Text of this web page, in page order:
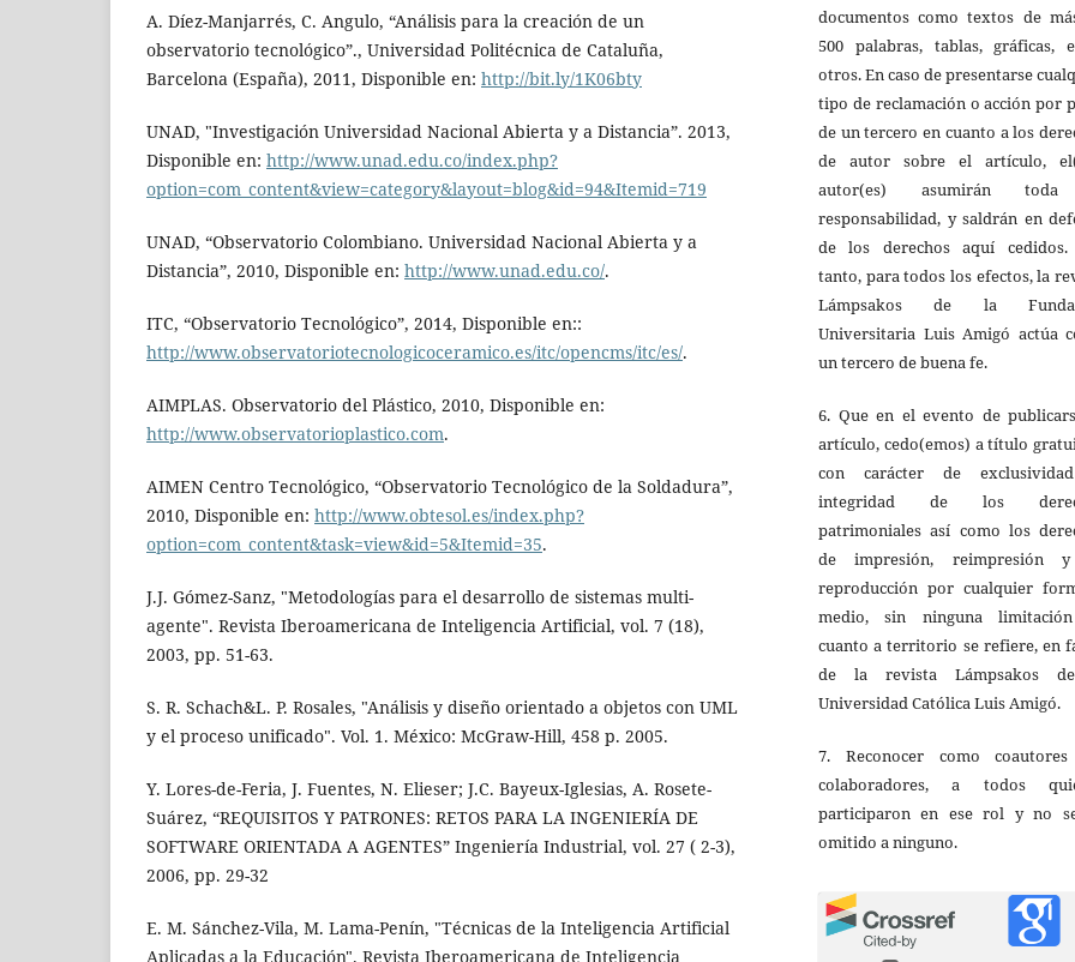
A. Díez-Manjarrés, C. Angulo, “Análisis para la creación de un
observatorio tecnológico”., Universidad Politécnica de Cataluña,
Barcelona (España), 2011, Disponible en: http://bit.ly/1K06bty
UNAD, "Investigación Universidad Nacional Abierta y a Distancia”. 2013,
Disponible en: http://www.unad.edu.co/index.php?
option=com_content&view=category&layout=blog&id=94&Itemid=719
UNAD, “Observatorio Colombiano. Universidad Nacional Abierta y a
Distancia”, 2010, Disponible en: http://www.unad.edu.co/.
ITC, “Observatorio Tecnológico”, 2014, Disponible en::
http://www.observatoriotecnologicoceramico.es/itc/opencms/itc/es/.
AIMPLAS. Observatorio del Plástico, 2010, Disponible en:
http://www.observatorioplastico.com.
AIMEN Centro Tecnológico, “Observatorio Tecnológico de la Soldadura”,
2010, Disponible en: http://www.obtesol.es/index.php?
option=com_content&task=view&id=5&Itemid=35.
J.J. Gómez-Sanz, "Metodologías para el desarrollo de sistemas multi-
agente". Revista Iberoamericana de Inteligencia Artificial, vol. 7 (18),
2003, pp. 51-63.
S. R. Schach&L. P. Rosales, "Análisis y diseño orientado a objetos con UML
y el proceso unificado". Vol. 1. México: McGraw-Hill, 458 p. 2005.
Y. Lores-de-Feria, J. Fuentes, N. Elieser; J.C. Bayeux-Iglesias, A. Rosete-
Suárez, “REQUISITOS Y PATRONES: RETOS PARA LA INGENIERÍA DE
SOFTWARE ORIENTADA A AGENTES” Ingeniería Industrial, vol. 27 ( 2-3),
2006, pp. 29-32
E. M. Sánchez-Vila, M. Lama-Penín, "Técnicas de la Inteligencia Artificial
Aplicadas a la Educación". Revista Iberoamericana de Inteligencia
documentos como textos de
500 palabras, tablas, gráficas,
otros. En caso de presentarse
tipo de reclamación o acción por
de un tercero en cuanto a los
de autor sobre el artículo,
autor(es) asumirán
responsabilidad, y saldrán en
de los derechos aquí
tanto, para todos los efectos, la
Lámpsakos de la
Universitaria Luis Amigó actúa
un tercero de buena fe.
6. Que en el evento de
artículo, cedo(emos) a título
con carácter de
integridad de los
patrimoniales así como los
de impresión, reimpresión
reproducción por cualquier
medio, sin ninguna
cuanto a territorio se refiere, en
de la revista Lámpsakos
Universidad Católica Luis Amigó.
7. Reconocer como
colaboradores, a todos
participaron en ese rol y no
omitido a ninguno.